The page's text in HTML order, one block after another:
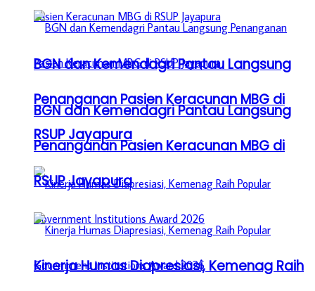
BGN dan Kemendagri Pantau Langsung
Penanganan Pasien Keracunan MBG di
RSUP Jayapura
Kinerja Humas Diapresiasi, Kemenag Raih
BGN dan Kemendagri Pantau Langsung
Penanganan Pasien Keracunan MBG di
RSUP Jayapura